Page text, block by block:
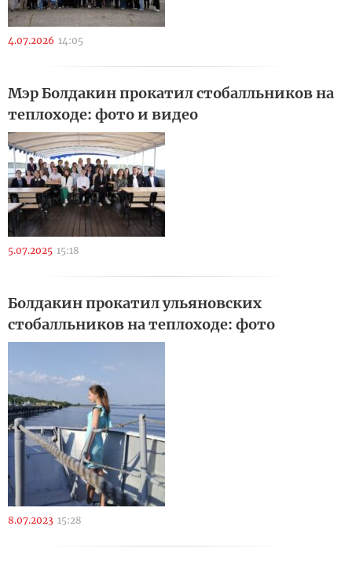
4.07.2026 14:05
Мэр Болдакин прокатил стобалльников на
теплоходе: фото и видео
5.07.2025 15:18
Болдакин прокатил ульяновских
стобалльников на теплоходе: фото
8.07.2023 15:28